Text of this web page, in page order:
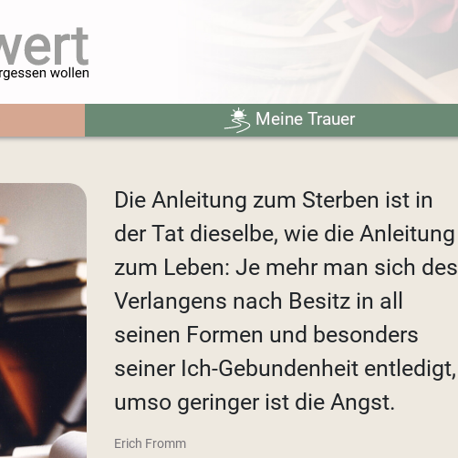
Meine Trauer
Die Anleitung zum Sterben ist in
der Tat dieselbe, wie die Anleitung
zum Leben: Je mehr man sich des
Verlangens nach Besitz in all
seinen Formen und besonders
seiner Ich-Gebundenheit entledigt,
umso geringer ist die Angst.
Erich Fromm